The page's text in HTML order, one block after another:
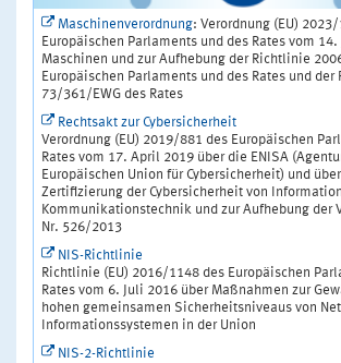
Maschinenverordnung: Verordnung (EU)
Europäischen Parlaments und des Rates vom
Maschinen und zur Aufhebung der Richtlinie
Europäischen Parlaments und des Rates und der
73/361/EWG des Rates
Rechtsakt zur Cybersicherheit
Verordnung (EU) 2019/881 des Europäischen
Rates vom 17. April 2019 über die ENISA
Europäischen Union für Cybersicherheit) und
Zertifizierung der Cybersicherheit von
Kommunikationstechnik und zur Aufhebung der
Nr. 526/2013
NIS-Richtlinie
Richtlinie (EU) 2016/1148 des Europäischen
Rates vom 6. Juli 2016 über Maßnahmen zur
hohen gemeinsamen Sicherheitsniveaus von
Informationssystemen in der Union
NIS-2-Richtlinie